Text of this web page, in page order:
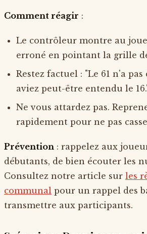
Comment réagir :
Le contrôleur montre au
erroné en pointant la grille
Restez factuel : "Le 61 n'a
aviez peut-être entendu le
Ne vous attardez pas.
rapidement pour ne pas
Prévention : rappelez aux
débutants, de bien écouter les
Consultez notre article sur les
communal pour un rappel des
transmettre aux participants.